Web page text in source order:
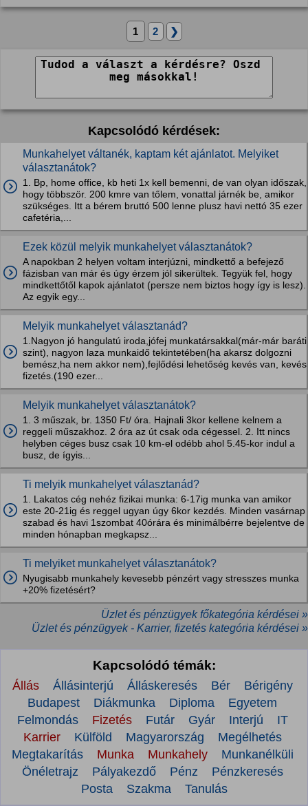
1 2 ❯
Kapcsolódó kérdések:
Munkahelyet váltanék, kaptam két ajánlatot. Melyiket
választanátok?
1. Bp, home office, kb heti 1x kell bemenni, de van olyan időszak,
hogy többször. 200 kmre van tőlem, vonattal járnék be, amikor
szükséges. Itt a bérem bruttó 500 lenne plusz havi nettó 35 ezer
cafetéria,...
Ezek közül melyik munkahelyet választanátok?
A napokban 2 helyen voltam interjúzni, mindkettő a befejező
fázisban van már és úgy érzem jól sikerültek. Tegyük fel, hogy
mindkettőtől kapok ajánlatot (persze nem biztos hogy így is lesz).
Az egyik egy...
Melyik munkahelyet választanád?
1.Nagyon jó hangulatú iroda,jófej munkatársakkal(már-már baráti
szint), nagyon laza munkaidő tekintetében(ha akarsz dolgozni
bemész,ha nem akkor nem),fejlődési lehetőség kevés van, kevés
fizetés.(190 ezer...
Melyik munkahelyet választanátok?
1. 3 műszak, br. 1350 Ft/ óra. Hajnali 3kor kellene kelnem a
reggeli műszakhoz. 2 óra az út csak oda cégessel. 2. Itt nincs
helyben céges busz csak 10 km-el odébb ahol 5.45-kor indul a
busz, de ígyis...
Ti melyik munkahelyet választanád?
1. Lakatos cég nehéz fizikai munka: 6-17ig munka van amikor
este 20-21ig és reggel ugyan úgy 6kor kezdés. Minden vasárnap
szabad és havi 1szombat 40órára és minimálbérre bejelentve de
minden hónapban megkapsz...
Ti melyiket munkahelyet választanátok?
Nyugisabb munkahely kevesebb pénzért vagy stresszes munka
+20% fizetésért?
Üzlet és pénzügyek főkategória kérdései »
Üzlet és pénzügyek - Karrier, fizetés kategória kérdései »
Kapcsolódó témák:
Állás Állásinterjú Álláskeresés Bér
Bérigény
Budapest
Diákmunka Diploma
Egyetem
Felmondás
Fizetés Futár Gyár Interjú
IT
Karrier
Külföld Magyarország
Megélhetés
Megtakarítás
Munka Munkahely
Munkanélküli
Önéletrajz
Pályakezdő Pénz
Pénzkeresés
Posta
Szakma Tanulás